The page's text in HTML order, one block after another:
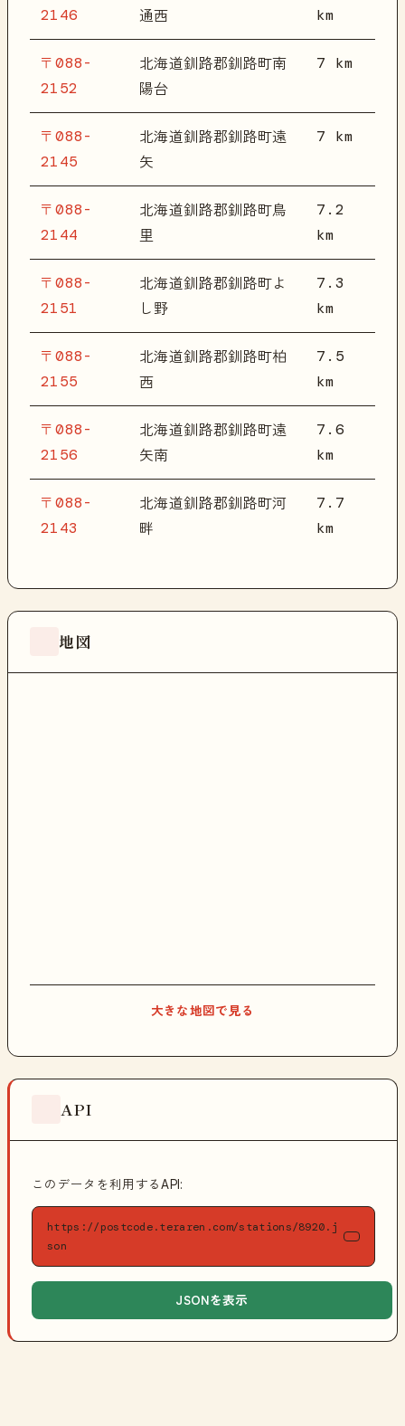
2146 通西 km
〒088-
2152
北海道釧路郡釧路町南
陽台
7 km
〒088-
2145
北海道釧路郡釧路町遠
矢
7 km
〒088-
2144
北海道釧路郡釧路町鳥
里
7.2
km
〒088-
2151
北海道釧路郡釧路町よ
し野
7.3
km
〒088-
2155
北海道釧路郡釧路町柏
西
7.5
km
〒088-
2156
北海道釧路郡釧路町遠
矢南
7.6
km
〒088-
2143
北海道釧路郡釧路町河
畔
7.7
km
地図
大きな地図で見る
API
このデータを利用するAPI:
https://postcode.teraren.com/stations/8920.j
son
JSONを表示